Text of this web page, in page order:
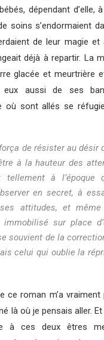
dépendant d’elle,
soins s’endormaient
de leur magie et
déjà à repartir. La
glacée et meurtrière
eux aussi de ses
où sont allés se
de résister au désir
à la hauteur des
tellement à l’époque
en secret, à
attitudes, et
immobilisé sur place
souvient de la
celui qui oublie la
ce roman m’a
là où je pensais aller. Et
à ces deux êtres